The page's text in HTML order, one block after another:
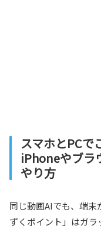
スマホとPC
iPhoneやブラ
やり方
同じ動画AIでも、端
ずくポイント」はガ